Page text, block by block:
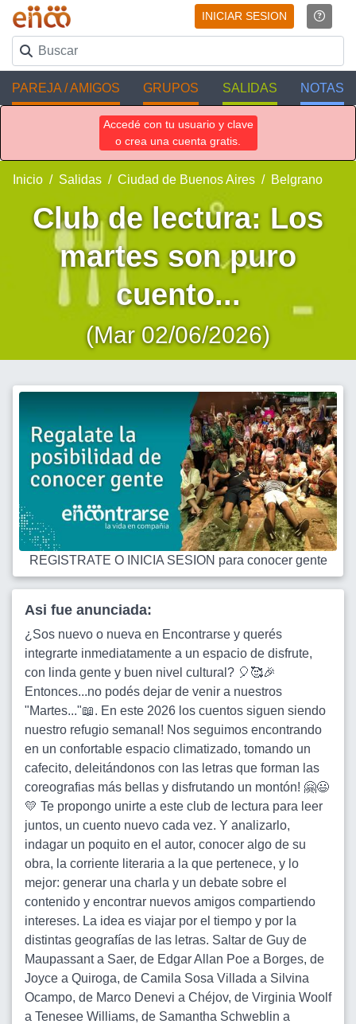
INICIAR SESION
PAREJA / AMIGOS GRUPOS SALIDAS NOTAS
Accedé con tu usuario y clave
o crea una cuenta gratis.
Inicio Salidas Ciudad de Buenos Aires Belgrano
Club de lectura: Los
martes son puro
cuento...
(Mar 02/06/2026)
REGISTRATE O INICIA SESION para conocer gente
Asi fue anunciada:
¿Sos nuevo o nueva en Encontrarse y querés
integrarte inmediatamente a un espacio de disfrute,
con linda gente y buen nivel cultural? 🎈🥰🎉
Entonces...no podés dejar de venir a nuestros
"Martes..."📖. En este 2026 los cuentos siguen siendo
nuestro refugio semanal! Nos seguimos encontrando
en un confortable espacio climatizado, tomando un
cafecito, deleitándonos con las letras que forman las
coreografias más bellas y disfrutando un montón! 🤗😃
💛 Te propongo unirte a este club de lectura para leer
juntos, un cuento nuevo cada vez. Y analizarlo,
indagar un poquito en el autor, conocer algo de su
obra, la corriente literaria a la que pertenece, y lo
mejor: generar una charla y un debate sobre el
contenido y encontrar nuevos amigos compartiendo
intereses. La idea es viajar por el tiempo y por la
distintas geografías de las letras. Saltar de Guy de
Maupassant a Saer, de Edgar Allan Poe a Borges, de
Joyce a Quiroga, de Camila Sosa Villada a Silvina
Ocampo, de Marco Denevi a Chéjov, de Virginia Woolf
a Tenesee Williams, de Samantha Schweblin a